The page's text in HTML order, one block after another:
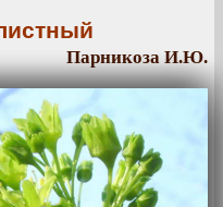
Парникоза И.Ю.